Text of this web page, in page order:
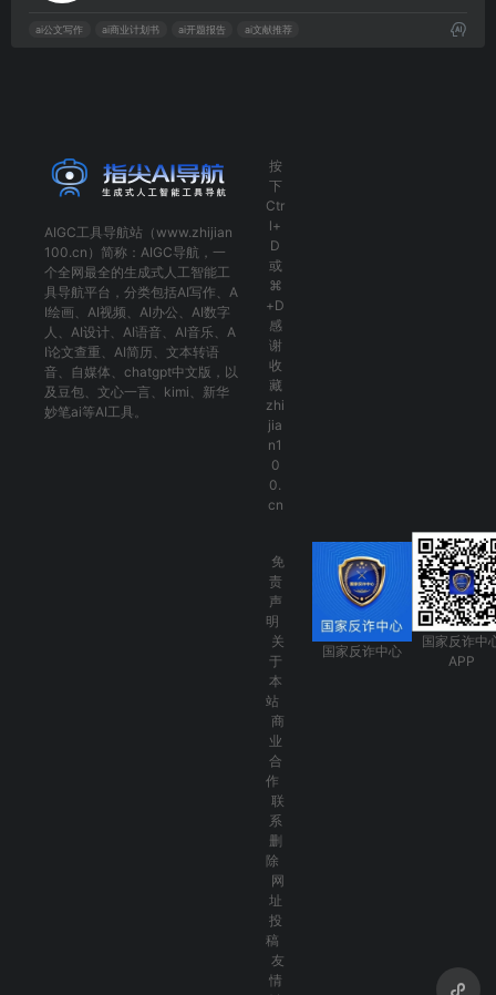
ai公文写作 ai商业计划书 ai开题报告 ai文献推荐
AIGC工具导航站（www.zhijian
100.cn）简称： AIGC导航 ，一
个全网最全的生成式人工智能工
具导航平台，分类包括AI写作 、 A
I绘画 、 AI视频 、 AI办公 、 AI数字
人 、 AI设计、 AI语音、 AI音乐、 A
I论文查重 、 AI简历 、 文本转语
音、 自媒体 、 chatgpt中文版 ，以
及 豆包、 文心一言 、 kimi 、 新华
妙笔ai等AI工具。
按
下
Ctr
l+
D
或
⌘
+D
感
谢
收
藏
zhi
jia
n1
0
0.
cn
免
责
声
明
关
于
本
站
商
业
合
作
联
系
删
除
网
址
投
稿
友
情
国家反诈中心
国家反诈中
APP